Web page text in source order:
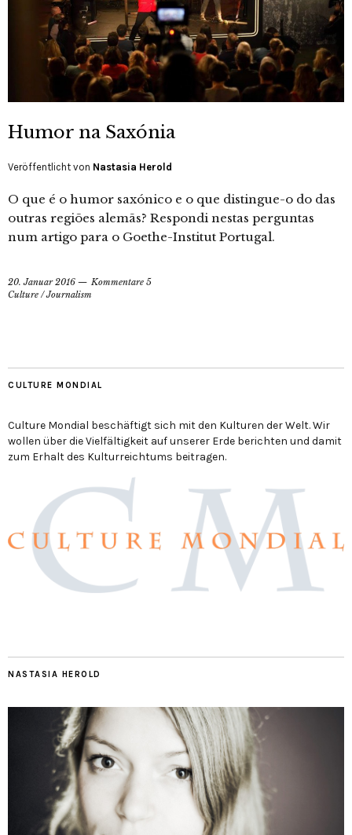
Humor na Saxónia
Veröffentlicht von Nastasia Herold
O que é o humor saxónico e o que distingue-o do das
outras regiões alemãs? Respondi nestas perguntas
num artigo para o Goethe-Institut Portugal.
20. Januar 2016
Kommentare 5
Culture /Journalism
CULTURE MONDIAL
Culture Mondial beschäftigt sich mit den Kulturen der Welt. Wir
wollen über die Vielfältigkeit auf unserer Erde berichten und damit
zum Erhalt des Kulturreichtums beitragen.
NASTASIA HEROLD